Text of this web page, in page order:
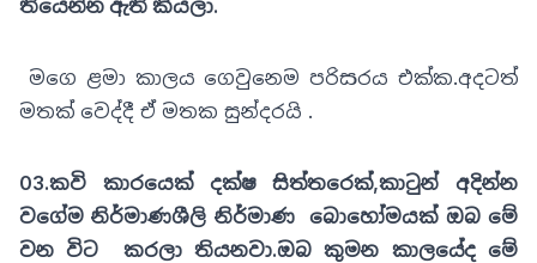
තියෙන්න ඇති කියලා.
මගෙ ළමා කාලය ගෙවුනෙම පරිසරය එක්ක.අදටත්
මතක් වෙද්දී ඒ මතක සුන්දරයි .
03.කවි කාරයෙක් දක්ෂ සිත්තරෙක්,කාටුන් අදින්න
වගේම නිර්මාණශීලි නිර්මාණ බොහෝමයක් ඔබ මේ
වන විට කරලා තියනවා.ඔබ කුමන කාලයේද මේ